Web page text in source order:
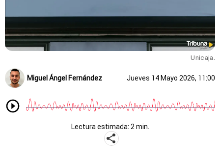
Unicaja.
Miguel Ángel Fernández Jueves 14 Mayo 2026, 11:00
Lectura estimada: 2 min.